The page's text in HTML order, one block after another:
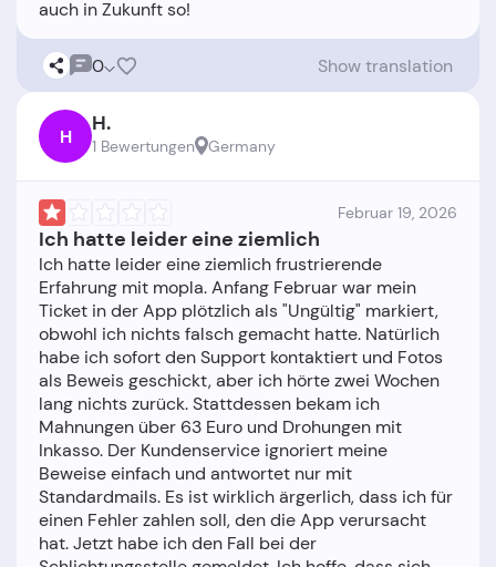
0 Show translation
H H.
1 Bewertungen Germany
Februar 19, 2026
Ich hatte leider eine ziemlich
Ich hatte leider eine ziemlich frustrierende
Erfahrung mit mopla. Anfang Februar war mein
Ticket in der App plötzlich als "Ungültig" markiert,
obwohl ich nichts falsch gemacht hatte. Natürlich
habe ich sofort den Support kontaktiert und Fotos
als Beweis geschickt, aber ich hörte zwei Wochen
lang nichts zurück. Stattdessen bekam ich
Mahnungen über 63 Euro und Drohungen mit
Inkasso. Der Kundenservice ignoriert meine
Beweise einfach und antwortet nur mit
Standardmails. Es ist wirklich ärgerlich, dass ich für
einen Fehler zahlen soll, den die App verursacht
hat. Jetzt habe ich den Fall bei der